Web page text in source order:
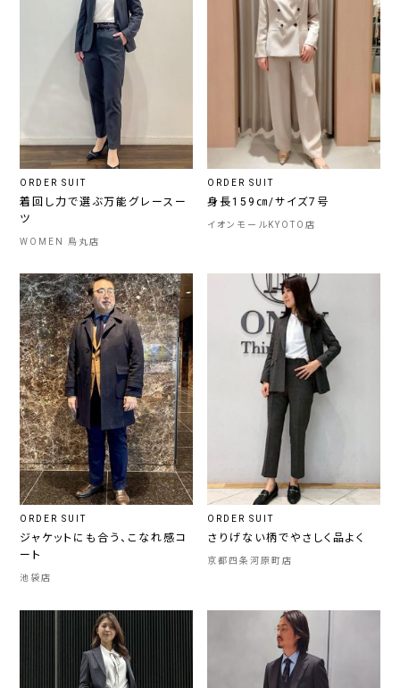
ORDER SUIT
着回し力で選ぶ万能グレースー
ツ
WOMEN 烏丸店
ORDER SUIT
身長159㎝/サイズ7号
イオンモールKYOTO店
ORDER SUIT
ジャケットにも合う、こなれ感コ
ート
池袋店
ORDER SUIT
さりげない柄でやさしく品よく
京都四条河原町店